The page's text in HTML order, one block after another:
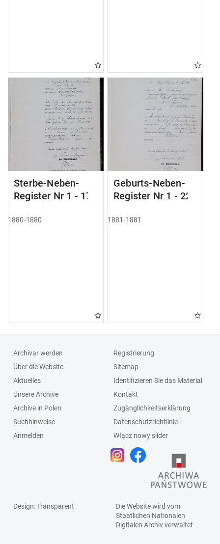
Sterbe-Neben-
Register Nr 1 - 175
1880-1880
Geburts-Neben-
Register Nr 1 - 228
1881-1881
Archivar werden
Über die Website
Aktuelles
Unsere Archive
Archive in Polen
Suchhinweise
Anmelden
Registrierung
Sitemap
Identifizieren Sie das Material
Kontakt
Zugänglichkeitserklärung
Datenschutzrichtlinie
Włącz nowy slider
Design: Transparent
Die Website wird vom
Staatlichen Nationalen
Digitalen Archivverwaltet